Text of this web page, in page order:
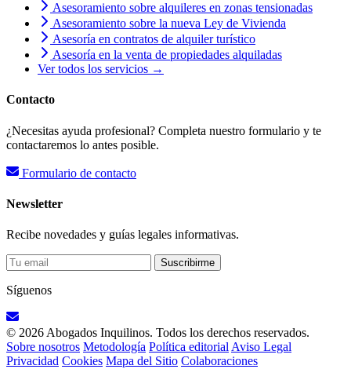
Asesoramiento sobre alquileres en zonas tensionadas
Asesoramiento sobre la nueva Ley de Vivienda
Asesoría en contratos de alquiler turístico
Asesoría en la venta de propiedades alquiladas
Ver todos los servicios →
Contacto
¿Necesitas ayuda profesional? Completa nuestro formulario y te
contactaremos lo antes posible.
Formulario de contacto
Newsletter
Recibe novedades y guías legales informativas.
Suscribirme
Síguenos
© 2026 Abogados Inquilinos. Todos los derechos reservados.
Sobre nosotros Metodología Política editorial Aviso Legal
Privacidad Cookies Mapa del Sitio Colaboraciones